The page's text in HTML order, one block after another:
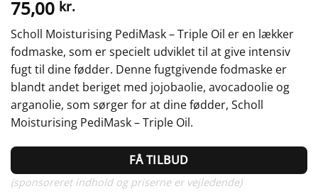
75,00 kr.
Scholl Moisturising PediMask – Triple Oil er en lækker
fodmaske, som er specielt udviklet til at give intensiv
fugt til dine fødder. Denne fugtgivende fodmaske er
blandt andet beriget med jojobaolie, avocadoolie og
arganolie, som sørger for at dine fødder, Scholl
Moisturising PediMask – Triple Oil.
FÅ TILBUD
(sponsoreret indhold og priserne er vejledende)